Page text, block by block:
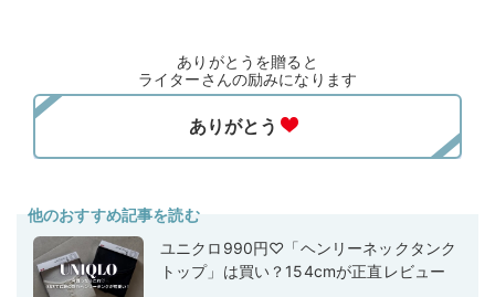
ありがとうを贈ると
ライターさんの励みになります
他のおすすめ記事を読む
ユニクロ990円♡「ヘンリーネックタンク
トップ」は買い？154cmが正直レビュー